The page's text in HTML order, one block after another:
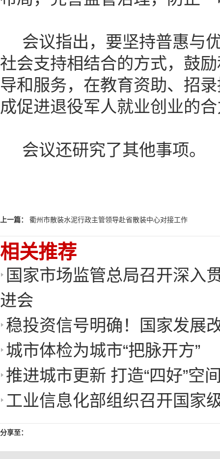
会议指出，要坚持普惠与
社会支持相结合的方式，鼓
导和服务，在教育资助、招
成促进退役军人就业创业的
会议还研究了其他事项。
上一篇： 衢州市散装水泥行政主管领导赴省散装中心对接工作
相关推荐
国家市场监管总局召开深入
进会
稳投资信号明确！国家发展
城市体检为城市“把脉开方”
推进城市更新 打造“四好”空
工业信息化部组织召开国家
分享至：